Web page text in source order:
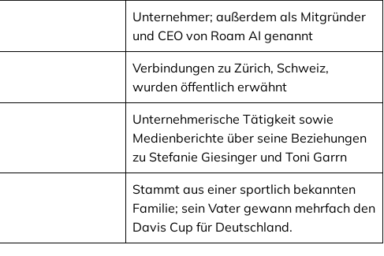
Unternehmer; außerdem als Mitgründer
und CEO von Roam AI genannt
Verbindungen zu Zürich, Schweiz,
wurden öffentlich erwähnt
Unternehmerische Tätigkeit sowie
Medienberichte über seine Beziehungen
zu Stefanie Giesinger und Toni Garrn
Stammt aus einer sportlich bekannten
Familie; sein Vater gewann mehrfach den
Davis Cup für Deutschland.